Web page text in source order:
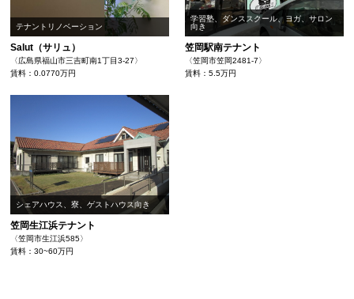
テナントリノベーション
Salut（サリュ）
〈広島県福山市三吉町南1丁目3-27〉
賃料：0.0770万円
学習塾、ダンススクール、ヨガ、サロン
向き
笠岡駅南テナント
〈笠岡市笠岡2481-7〉
賃料：5.5万円
シェアハウス、寮、ゲストハウス向き
笠岡生江浜テナント
〈笠岡市生江浜585〉
賃料：30~60万円